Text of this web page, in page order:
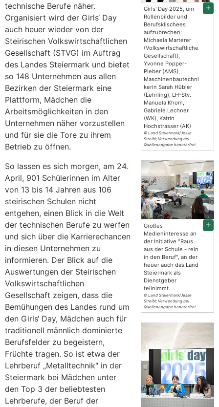
Girls' Day 2025, um
Rollenbilder und
Berufsklischees
aufzubrechen:
Michaela Marterer
(Volkswirtschaftliche
Gesellschaft),
Yvonne Popper-
Pieber (AMS),
Maschinenbautechni
kerin Sarah Hübler
(Lehrling), LH-Stv.
Manuela Khom,
Gabriele Lechner
(WK), Katrin
Hochstrasser (AK)
© Land Steiermark/Jesse
Streibl; Verwendung bei
Quellenangabe honorarfrei
Großes
Medieninteresse an
der Initiative "Raus
aus der Schule - rein
in den Beruf", an der
heuer auch das Land
Steiermark als
Dienstgeber
teilnimmt.
© Land Steiermark/Jesse
Streibl; Verwendung bei
Quellenangabe honorarfrei
technische Berufe näher.
Organisiert wird der Girls‘ Day
auch heuer wieder von der
Steirischen Volkswirtschaftlichen
Gesellschaft (STVG) im Auftrag
des Landes Steiermark und bietet
so 148 Unternehmen aus allen
Bezirken der Steiermark eine
Plattform, Mädchen die
Arbeitsmöglichkeiten in den
Unternehmen näher vorzustellen
und für sie die Tore zu ihrem
Betrieb zu öffnen.
So lassen es sich morgen, am 24.
April, 901 Schülerinnen im Alter
von 13 bis 14 Jahren aus 106
steirischen Schulen nicht
entgehen, einen Blick in die Welt
der technischen Berufe zu werfen
und sich über die Karrierechancen
in diesen Unternehmen zu
informieren. Der Blick auf die
Auswertungen der Steirischen
Volkswirtschaftlichen
Gesellschaft zeigen, dass die
Bemühungen des Landes rund um
den Girls‘ Day, Mädchen auch für
traditionell männlich dominierte
Berufsfelder zu begeistern,
Früchte tragen. So ist etwa der
Lehrberuf „Metalltechnik" in der
Steiermark bei Mädchen unter
den Top 3 der beliebtesten
Lehrberufe, der Beruf der